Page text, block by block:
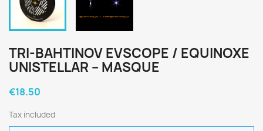
TRI-BAHTINOV EVSCOPE / EQUINOXE
UNISTELLAR – MASQUE
€18.50
Tax included